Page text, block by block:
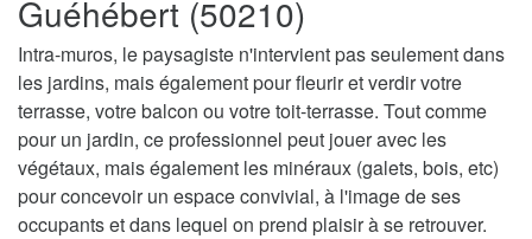
Guéhébert (50210)
Intra-muros, le paysagiste n'intervient pas seulement dans
les jardins, mais également pour fleurir et verdir votre
terrasse, votre balcon ou votre toit-terrasse. Tout comme
pour un jardin, ce professionnel peut jouer avec les
végétaux, mais également les minéraux (galets, bois, etc)
pour concevoir un espace convivial, à l'image de ses
occupants et dans lequel on prend plaisir à se retrouver.